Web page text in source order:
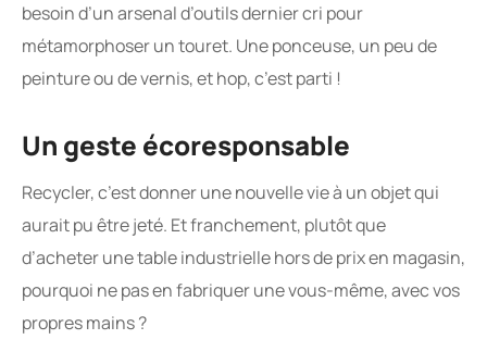
besoin d’un arsenal d’outils dernier cri pour
métamorphoser un touret. Une ponceuse, un peu de
peinture ou de vernis, et hop, c’est parti !
Un geste écoresponsable
Recycler, c’est donner une nouvelle vie à un objet qui
aurait pu être jeté. Et franchement, plutôt que
d’acheter une table industrielle hors de prix en magasin,
pourquoi ne pas en fabriquer une vous-même, avec vos
propres mains ?